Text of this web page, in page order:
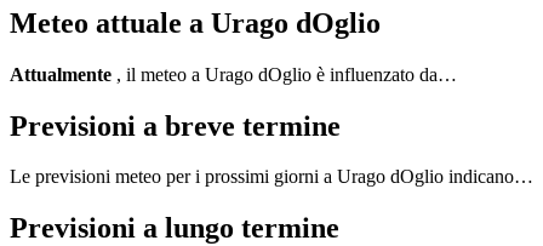
Meteo attuale a Urago dOglio
Attualmente , il meteo a Urago dOglio è influenzato da…
Previsioni a breve termine
Le previsioni meteo per i prossimi giorni a Urago dOglio indicano…
Previsioni a lungo termine